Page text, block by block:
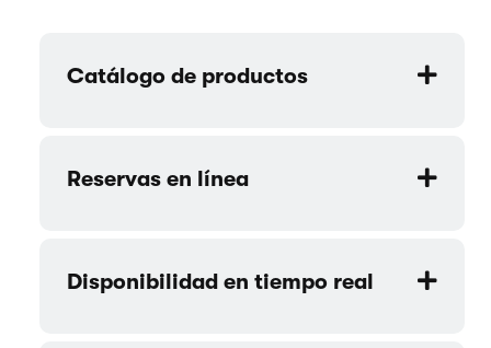
Catálogo de productos
Reservas en línea
Disponibilidad en tiempo real